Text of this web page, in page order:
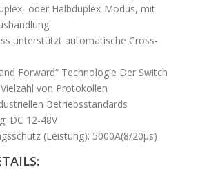
oder Halbduplex-Modus, mit
unterstützt automatische Cross-
Forward“ Technologie Der Switch
von Protokollen
Betriebsstandards
DC 12-48V
(Leistung): 5000A(8/20μs)